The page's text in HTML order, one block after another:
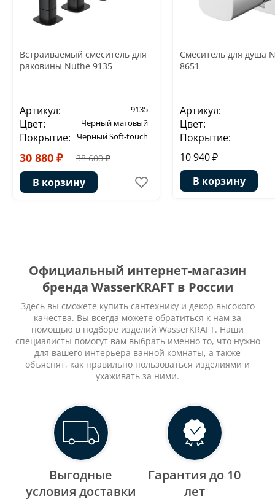
Встраиваемый смеситель для
раковины Nuthe 9135
Артикул: 9135
Цвет: Черный матовый
Покрытие: Черный Soft-touch
30 880 ₽ 38 600 ₽
В корзину
Смеситель для душа
8651
Артикул:
Цвет:
Покрытие:
10 940 ₽
В корзину
Официальный интернет-магазин
бренда WasserKRAFT в России
Здесь вы сможете купить сантехнику и декор высокого
качества. Вы всегда можете обратиться к нам за
помощью в подборе изделий WasserKRAFT. Наши
специалисты помогут вам выбрать именно то, что нужно
для вашего интерьера ванной комнаты, а также
объяснят, как правильно пользоваться изделиями и
ухаживать за ними.
Выгодные
уcловия доставки
Гарантия до 10
лет